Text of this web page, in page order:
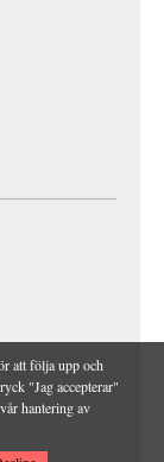
att följa upp och
"Jag accepterar"
hantering av